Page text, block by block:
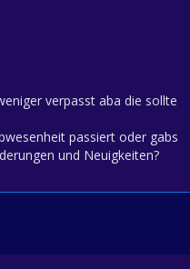
verpasst aba die sollte
passiert oder gabs
und Neuigkeiten?